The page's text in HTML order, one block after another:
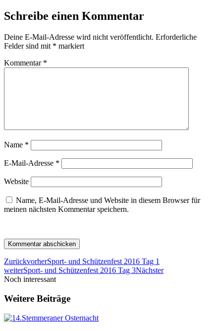
Schreibe einen Kommentar
Deine E-Mail-Adresse wird nicht veröffentlicht. Erforderliche
Felder sind mit * markiert
Kommentar *
Name *
E-Mail-Adresse *
Website
Name, E-Mail-Adresse und Website in diesem Browser für
meinen nächsten Kommentar speichern.
ZurückvorherSport- und Schützenfest 2016 Tag 1
weiterSport- und Schützenfest 2016 Tag 3Nächster
Noch interessant
Weitere Beiträge